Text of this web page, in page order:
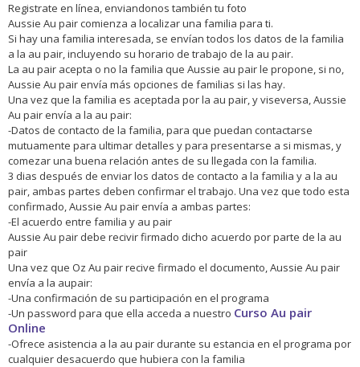
Registrate en línea, enviandonos también tu foto
Aussie Au pair comienza a localizar una familia para ti.
Si hay una familia interesada, se envían todos los datos de la familia
a la au pair, incluyendo su horario de trabajo de la au pair.
La au pair acepta o no la familia que Aussie au pair le propone, si no,
Aussie Au pair envía más opciones de familias si las hay.
Una vez que la familia es aceptada por la au pair, y viseversa, Aussie
Au pair envía a la au pair:
-Datos de contacto de la familia, para que puedan contactarse
mutuamente para ultimar detalles y para presentarse a si mismas, y
comezar una buena relación antes de su llegada con la familia.
3 dias después de enviar los datos de contacto a la familia y a la au
pair, ambas partes deben confirmar el trabajo. Una vez que todo esta
confirmado, Aussie Au pair envía a ambas partes:
-El acuerdo entre familia y au pair
Aussie Au pair debe recivir firmado dicho acuerdo por parte de la au
pair
Una vez que Oz Au pair recive firmado el documento, Aussie Au pair
envía a la aupair:
-Una confirmación de su participación en el programa
-Un password para que ella acceda a nuestro Curso Au pair
Online
-Ofrece asistencia a la au pair durante su estancia en el programa por
cualquier desacuerdo que hubiera con la familia